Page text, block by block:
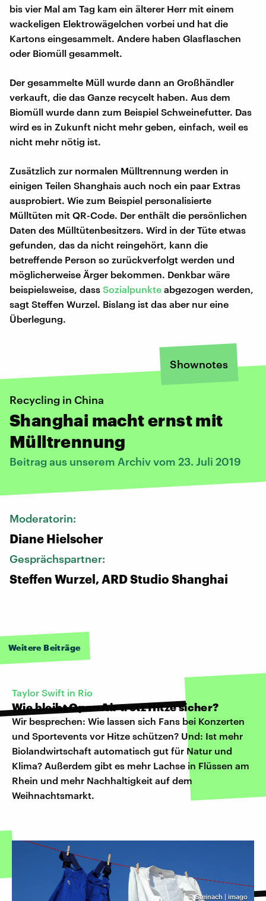
bis vier Mal am Tag kam ein älterer Herr mit einem
wackeligen Elektrowägelchen vorbei und hat die
Kartons eingesammelt. Andere haben Glasflaschen
oder Biomüll gesammelt.
Der gesammelte Müll wurde dann an Großhändler
verkauft, die das Ganze recycelt haben. Aus dem
Biomüll wurde dann zum Beispiel Schweinefutter. Das
wird es in Zukunft nicht mehr geben, einfach, weil es
nicht mehr nötig ist.
Zusätzlich zur normalen Mülltrennung werden in
einigen Teilen Shanghais auch noch ein paar Extras
ausprobiert. Wie zum Beispiel personalisierte
Mülltüten mit QR-Code. Der enthält die persönlichen
Daten des Mülltütenbesitzers. Wird in der Tüte etwas
gefunden, das da nicht reingehört, kann die
betreffende Person so zurückverfolgt werden und
möglicherweise Ärger bekommen. Denkbar wäre
beispielsweise, dass Sozialpunkte abgezogen werden,
sagt Steffen Wurzel. Bislang ist das aber nur eine
Überlegung.
Shownotes
Recycling in China
Shanghai macht ernst mit
Mülltrennung
Beitrag aus unserem Archiv vom 23. Juli 2019
Moderatorin:
Diane Hielscher
Gesprächspartner:
Steffen Wurzel, ARD Studio Shanghai
Weitere Beiträge
Taylor Swift in Rio
Wie bleibt Open Air trotz Hitze sicher?
Wir besprechen: Wie lassen sich Fans bei Konzerten
und Sportevents vor Hitze schützen? Und: Ist mehr
Biolandwirtschaft automatisch gut für Natur und
Klima? Außerdem gibt es mehr Lachse in Flüssen am
Rhein und mehr Nachhaltigkeit auf dem
Weihnachtsmarkt.
©Steinach | imago